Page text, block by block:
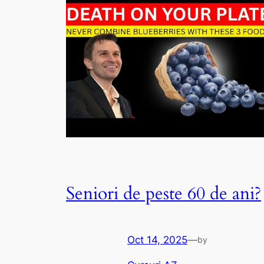
Seniori de peste 60 de ani?
Oct 14, 2025—by